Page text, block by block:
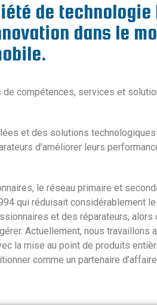
de technologie
dans le
de compétences, services et
et des solutions
d’améliorer leurs
le réseau primaire et
qui réduisait considérablement
et des réparateurs, alors
Actuellement, nous travaillons
la mise au point de produits
comme un partenaire